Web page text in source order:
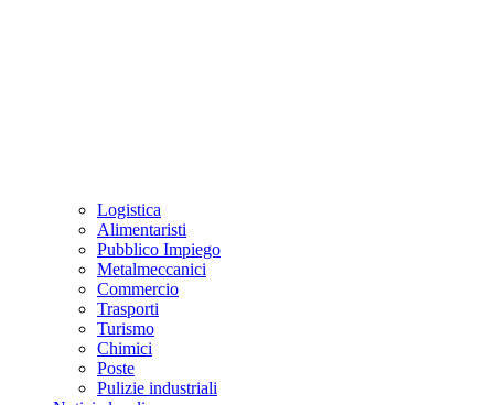
Logistica
Alimentaristi
Pubblico Impiego
Metalmeccanici
Commercio
Trasporti
Turismo
Chimici
Poste
Pulizie industriali